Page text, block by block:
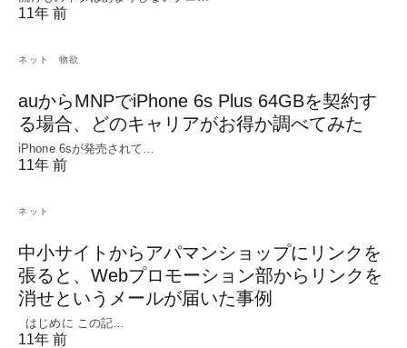
11年 前
ネット 物欲
auからMNPでiPhone 6s Plus 64GBを契約す
る場合、どのキャリアがお得か調べてみた
iPhone 6sが発売されて…
11年 前
ネット
中小サイトからアパマンショップにリンクを
張ると、Webプロモーション部からリンクを
消せというメールが届いた事例
はじめに この記…
11年 前